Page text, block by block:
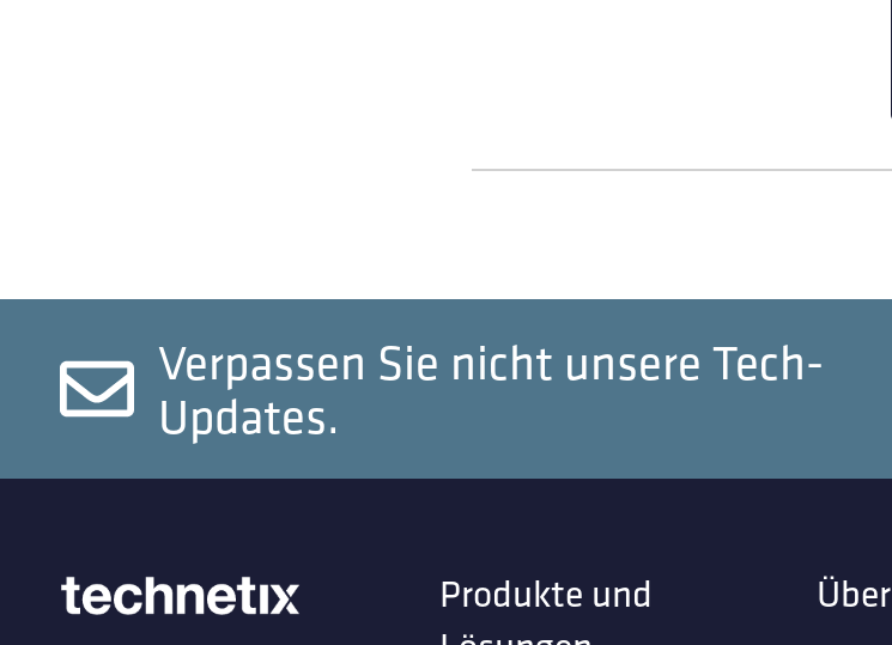
Verpassen Sie nicht unsere Tech-
Updates.
Produkte und
Über